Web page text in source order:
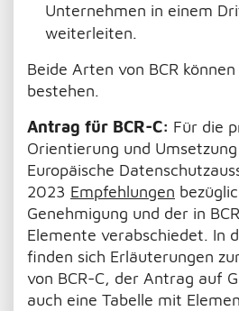
Unternehmen in einem
weiterleiten.
Beide Arten von BCR
bestehen.
Antrag für BCR-C: Für die
Orientierung und
Europäische
2023 Empfehlungen
Genehmigung und der in
Elemente verabschiedet. In
finden sich Erläuterungen
von BCR-C, der Antrag auf
auch eine Tabelle mit